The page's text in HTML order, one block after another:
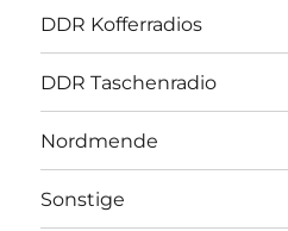
DDR Kofferradios
DDR Taschenradio
Nordmende
Sonstige